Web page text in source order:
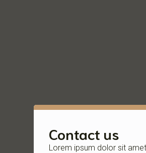
Contact us
Lorem ipsum dolor sit